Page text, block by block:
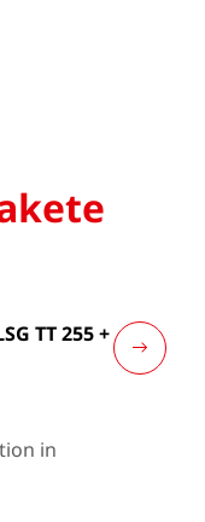
TT 255 +
in